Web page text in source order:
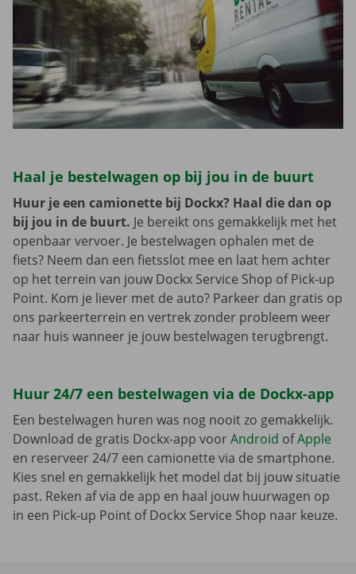
Haal je bestelwagen op bij jou in de buurt
Huur je een camionette bij Dockx? Haal die dan op
bij jou in de buurt. Je bereikt ons gemakkelijk met het
openbaar vervoer. Je bestelwagen ophalen met de
fiets? Neem dan een fietsslot mee en laat hem achter
op het terrein van jouw Dockx Service Shop of Pick-up
Point. Kom je liever met de auto? Parkeer dan gratis op
ons parkeerterrein en vertrek zonder probleem weer
naar huis wanneer je jouw bestelwagen terugbrengt.
Huur 24/7 een bestelwagen via de Dockx-app
Een bestelwagen huren was nog nooit zo gemakkelijk.
Download de gratis Dockx-app voorAndroid ofApple
en reserveer 24/7 een camionette via de smartphone.
Kies snel en gemakkelijk het model dat bij jouw situatie
past. Reken af via de app en haal jouw huurwagen op
in een Pick-up Point of Dockx Service Shop naar keuze.